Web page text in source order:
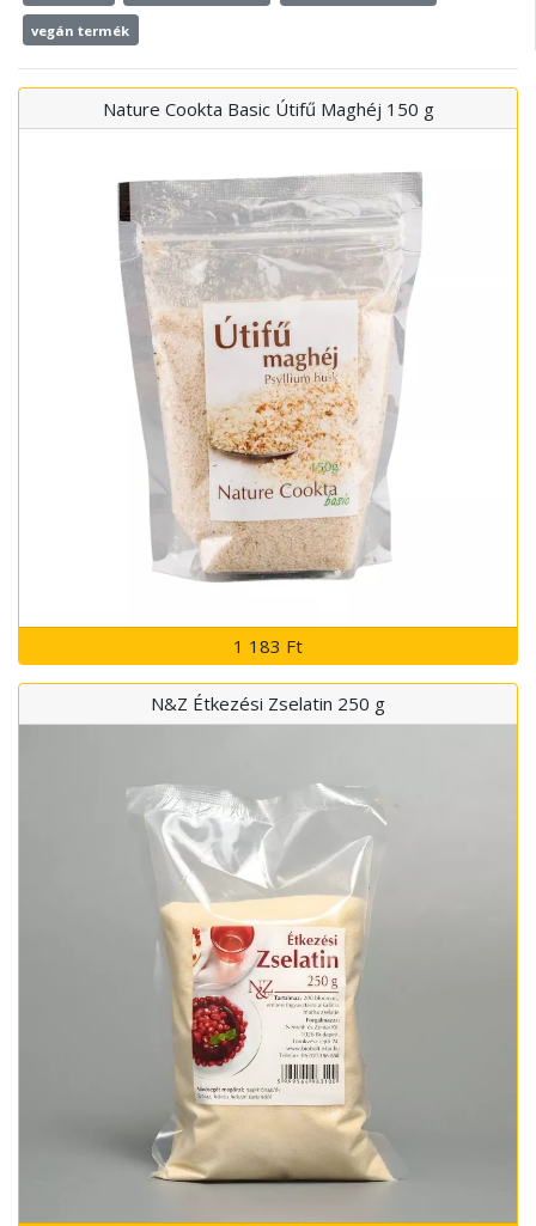
vegán termék
Nature Cookta Basic Útifű Maghéj 150 g
1 183 Ft
N&Z Étkezési Zselatin 250 g